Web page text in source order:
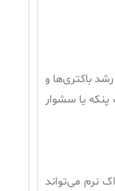
باکتری‌ها و
یا سشوار
نرم می‌تواند